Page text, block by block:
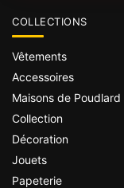
COLLECTIONS
Vêtements
Accessoires
Maisons de Poudlard
Collection
Décoration
Jouets
Papeterie